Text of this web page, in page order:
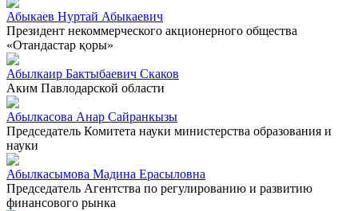
Абыкаев Нуртай Абыкаевич
Президент некоммерческого акционерного общества
«Отандастар қоры»
Абылкаир Бактыбаевич Скаков
Аким Павлодарской области
Абылкасова Анар Сайранкызы
Председатель Комитета науки министерства образования и
науки
Абылкасымова Мадина Ерасыловна
Председатель Агентства по регулированию и развитию
финансового рынка